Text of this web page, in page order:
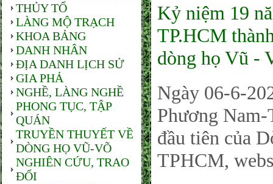
THỦY TỔ
LÀNG MỘ TRẠCH
KHOA BẢNG
DANH NHÂN
ĐỊA DANH LỊCH SỬ
GIA PHẢ
NGHỀ, LÀNG NGHỀ
PHONG TỤC, TẬP
QUÁN
TRUYỀN THUYẾT VỀ
DÒNG HỌ VŨ-VÕ
NGHIÊN CỨU, TRAO
ĐỔI
Kỷ niệm 19
TP.HCM
dòng họ Vũ -
Ngày 06-6-
Phương
đầu tiên của
TPHCM,